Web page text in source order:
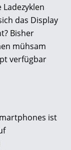
das Display
Bisher
mühsam
verfügbar
ist